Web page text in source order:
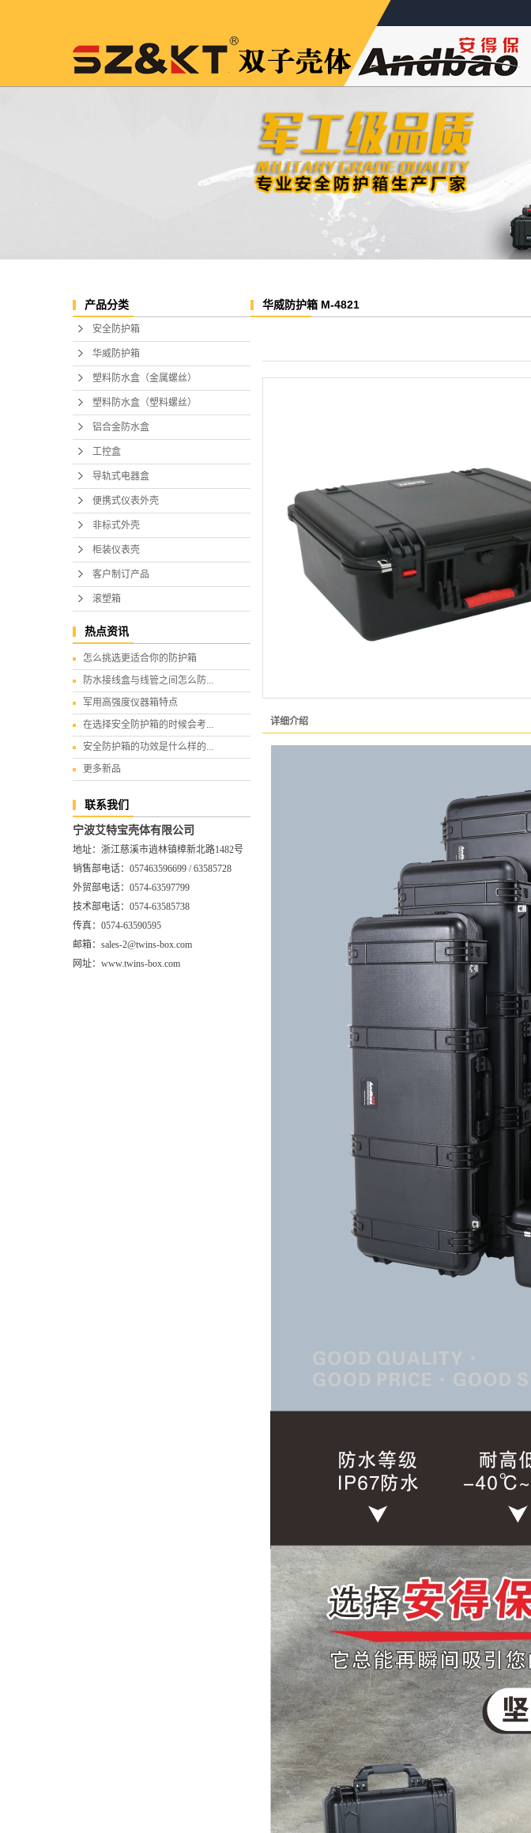
产品分类
安全防护箱
华威防护箱
塑料防水盒（金属螺丝）
塑料防水盒（塑料螺丝）
铝合金防水盒
工控盒
导轨式电器盒
便携式仪表外壳
非标式外壳
柜装仪表壳
客户制订产品
滚塑箱
热点资讯
怎么挑选更适合你的防护箱
防水接线盒与线管之间怎么防...
军用高强度仪器箱特点
在选择安全防护箱的时候会考...
安全防护箱的功效是什么样的...
更多新品
联系我们
宁波艾特宝壳体有限公司
地址：浙江慈溪市逍林镇樟新北路1482号
销售部电话：057463596699 / 63585728
外贸部电话：0574-63597799
技术部电话：0574-63585738
传真：0574-63590595
邮箱：sales-2@twins-box.com
网址：www.twins-box.com
华威防护箱 M-4821
详细介绍